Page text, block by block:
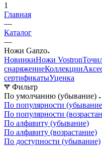
1
Главная
—
Каталог
—
Ножи Ganzo
НовинкиНожи Vostron
снаряжениеКоллекции
сертификатыУценка
Фильтр
По умолчанию (убывание)
По популярности
По популярности
По алфавиту (убывание)
По алфавиту (возрастание)
По доступности (убывание)